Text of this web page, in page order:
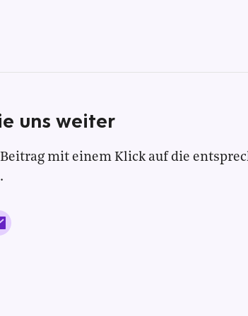
uns weiter
mit einem Klick auf die